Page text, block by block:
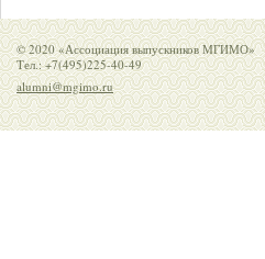
© 2020 «Ассоциация выпускников МГИМО»
Тел.: +7(495)225-40-49
alumni@mgimo.ru